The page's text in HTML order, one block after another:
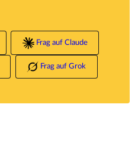
Frag auf Claude
Frag auf Grok